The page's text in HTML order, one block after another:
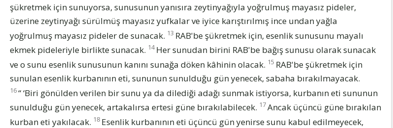
şükretmek için sunuyorsa, sunusunun yanısıra zeytinyağıyla yoğrulmuş mayasız pideler,
üzerine zeytinyağı sürülmüş mayasız yufkalar ve iyice karıştırılmış ince undan yağla
yoğrulmuş mayasız pideler de sunacak. 13 RAB'be şükretmek için, esenlik sunusunu mayalı
ekmek pideleriyle birlikte sunacak. 14 Her sunudan birini RAB'be bağış sunusu olarak sunacak
ve o sunu esenlik sunusunun kanını sunağa döken kâhinin olacak. 15 RAB'be şükretmek için
sunulan esenlik kurbanının eti, sununun sunulduğu gün yenecek, sabaha bırakılmayacak.
16“ ‘Biri gönülden verilen bir sunu ya da dilediği adağı sunmak istiyorsa, kurbanın eti sununun
sunulduğu gün yenecek, artakalırsa ertesi güne bırakılabilecek. 17Ancak üçüncü güne bırakılan
kurban eti yakılacak. 18 Esenlik kurbanının eti üçüncü gün yenirse sunu kabul edilmeyecek,